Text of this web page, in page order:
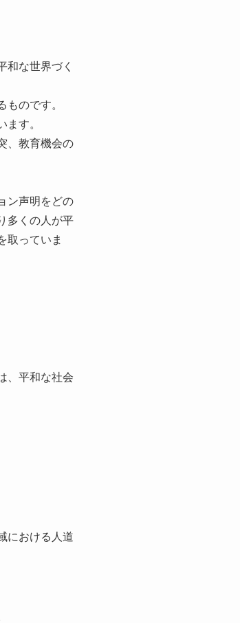
和な世界づく
のです。
す。
、教育機会の
ン声明をどの
多くの人が平
取っていま
、平和な社会
における人道